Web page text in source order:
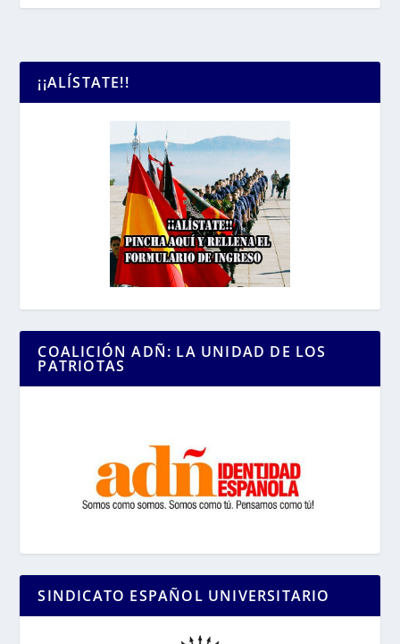
¡¡ALÍSTATE!!
COALICIÓN ADÑ: LA UNIDAD DE LOS
PATRIOTAS
SINDICATO ESPAÑOL UNIVERSITARIO